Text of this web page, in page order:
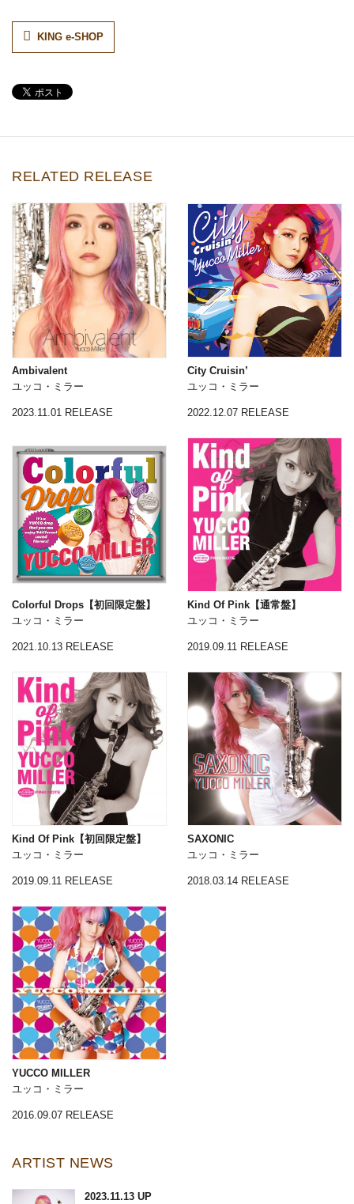
KING e-SHOP
RELATED RELEASE
Ambivalent
ユッコ・ミラー
2023.11.01 RELEASE
City Cruisin’
ユッコ・ミラー
2022.12.07 RELEASE
Colorful Drops【初回限定盤】
ユッコ・ミラー
2021.10.13 RELEASE
Kind Of Pink【通常盤】
ユッコ・ミラー
2019.09.11 RELEASE
Kind Of Pink【初回限定盤】
ユッコ・ミラー
2019.09.11 RELEASE
SAXONIC
ユッコ・ミラー
2018.03.14 RELEASE
YUCCO MILLER
ユッコ・ミラー
2016.09.07 RELEASE
ARTIST NEWS
2023.11.13 UP